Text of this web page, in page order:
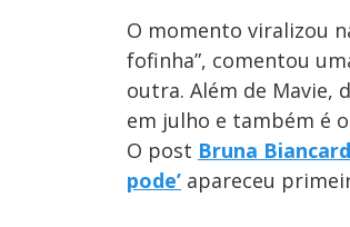
O momento viralizou
fofinha”, comentou
outra. Além de Mavie,
em julho e também é
O post Bruna
pode’ apareceu